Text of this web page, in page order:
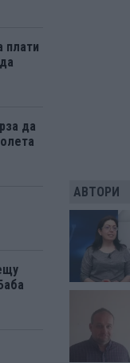
плати
да
АВТОРИ